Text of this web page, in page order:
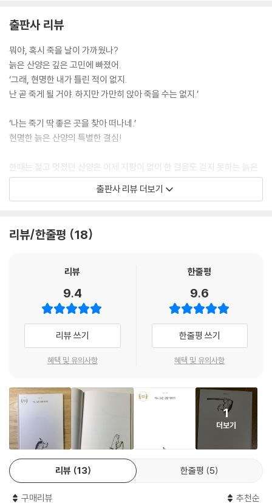
출판사 리뷰
뭐야, 혹시 죽을 날이 가까웠나?
늙은 산양은 깊은 고민에 빠졌어.
‘그래, 현명한 내가 틀린 적이 없지.
난 곧 죽게 될 거야. 하지만 가만히 앉아 죽을 수는 없지.’
‘나는 죽기 딱 좋은 곳을 찾아 떠나네.’
현명한 늙은 산양의 특별한 결심!
한때는 젊고 멋졌던 산양은 이제 지팡이 없이 한 걸음도 걷지 못하는 늙은
산양이 되었다. 어제가 오늘 같고 오늘이 어제 같던 어느 날, 늙은 산양은
자꾸만 지팡이를 놓치는 자신의 모습을 보고 죽음이 가까이 왔음을 직감한
은 이미 늙은 산양은 발조차 디딜 수 없을 만큼 혈기 왕성한 동물들 차지였
러나 어마어마하게 높은 절벽을 보자 늙은 산양은 숨이 턱 하고 막힌다. 잠
시 주춤했던 늙은 산양은 늘 목을 축이던 시원한 강가를 찾지만 그곳에서
늙고 힘없는 자신의 모습을 발견하고 쓸쓸하게 돌아선다.
늙은 산양의 여행은 계속될 수 있을까?
‘늙은 산양은 지팡이가 필요 없는 자기 모습을 상상했어.’
마지막 모습, 바라는 대로 기억될 수 있을까?
불분명한 오늘을 사는 인간에게 죽음은 모두가 이르는 길이지만 누구도 쉽
게 말할 수 없는 우리의 마지막 여행길이다. 하지만 『어느 늙은 산양 이야
기』 속 주인공은 죽음을 명확하게 느끼고 자기의 마지막의 모습을 위해 고
군분투한다.
출판사 리뷰 더보기
리뷰/한줄평 18
리뷰
9.4
리뷰 쓰기
혜택 및 유의사항
한줄평
9.6
한줄평 쓰기
혜택 및 유의사항
1
더보기
리뷰 13 한줄평 5
구매리뷰 추천순